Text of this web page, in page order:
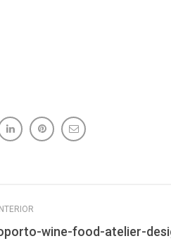
wine-food-atelier-